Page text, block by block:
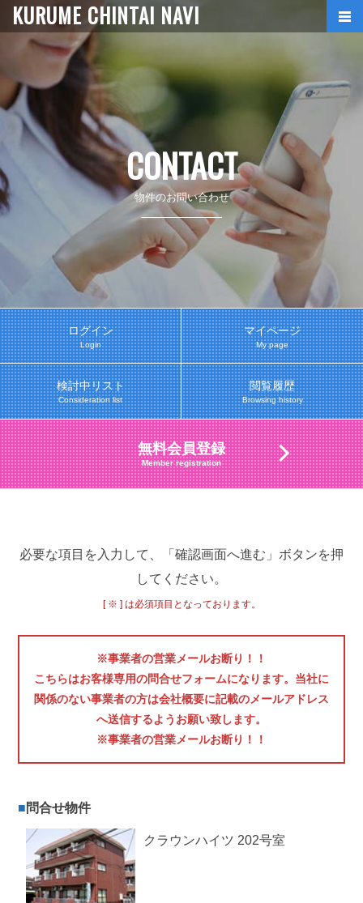
KURUME CHINTAI NAVI
CONTACT
物件のお問い合わせ
ログイン
Login
マイページ
My page
検討中リスト
Consideration list
閲覧履歴
Browsing history
無料会員登録
Member registration
必要な項目を入力して、「確認画面へ進む」ボタンを押
してください。
[ ※ ] は必須項目となっております。
※事業者の営業メールお断り！！
こちらはお客様専用の問合せフォームになります。当社に
関係のない事業者の方は会社概要に記載のメールアドレス
へ送信するようお願い致します。
※事業者の営業メールお断り！！
問合せ物件
クラウンハイツ 202号室